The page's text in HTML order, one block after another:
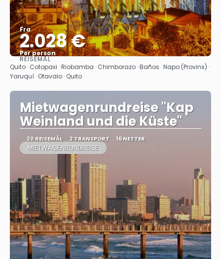
Fra
2.028 €
Per person
Se
REISEMÅL
Quito · Cotopaxi · Riobamba · Chimborazo · Baños · Napo (Provins) ·
Yaruquí · Otavalo · Quito
Mietwagenrundreise "Kap
Weinland und die Küste"
20 REISEMÅL 2 TRANSPORT 16 NETTER
MIETWAGENRUNDREISE